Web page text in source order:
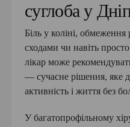
суглоба у
Біль у коліні, обмеження
сходами чи навіть
лікар може
— сучасне рішення, яке
активність і життя без
У багатопрофільному